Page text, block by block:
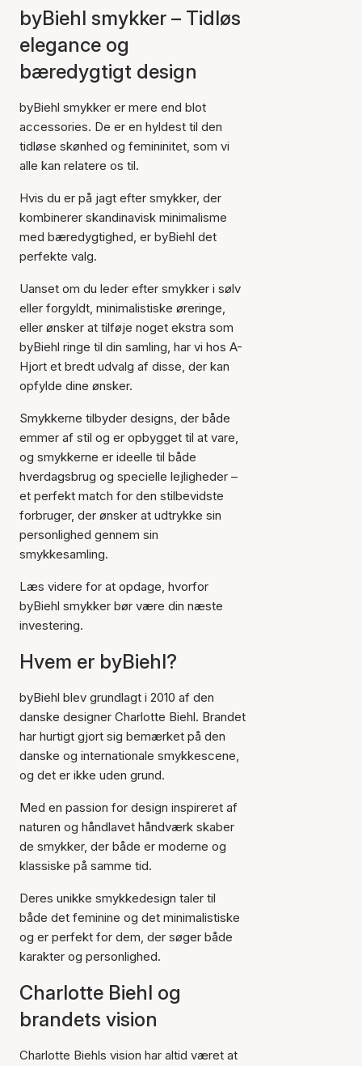
byBiehl smykker – Tidløs
elegance og
bæredygtigt design
byBiehl smykker er mere end blot
accessories. De er en hyldest til den
tidløse skønhed og femininitet, som vi
alle kan relatere os til.
Hvis du er på jagt efter smykker, der
kombinerer skandinavisk minimalisme
med bæredygtighed, er byBiehl det
perfekte valg.
Uanset om du leder efter smykker i sølv
eller forgyldt, minimalistiske øreringe,
eller ønsker at tilføje noget ekstra som
byBiehl ringe til din samling, har vi hos A-
Hjort et bredt udvalg af disse, der kan
opfylde dine ønsker.
Smykkerne tilbyder designs, der både
emmer af stil og er opbygget til at vare,
og smykkerne er ideelle til både
hverdagsbrug og specielle lejligheder –
et perfekt match for den stilbevidste
forbruger, der ønsker at udtrykke sin
personlighed gennem sin
smykkesamling.
Læs videre for at opdage, hvorfor
byBiehl smykker bør være din næste
investering.
Hvem er byBiehl?
byBiehl blev grundlagt i 2010 af den
danske designer Charlotte Biehl. Brandet
har hurtigt gjort sig bemærket på den
danske og internationale smykkescene,
og det er ikke uden grund.
Med en passion for design inspireret af
naturen og håndlavet håndværk skaber
de smykker, der både er moderne og
klassiske på samme tid.
Deres unikke smykkedesign taler til
både det feminine og det minimalistiske
og er perfekt for dem, der søger både
karakter og personlighed.
Charlotte Biehl og
brandets vision
Charlotte Biehls vision har altid været at